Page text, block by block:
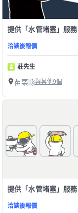
提供「水管堵塞」服務
洽談後報價
莊先生
苗栗縣與其他9個
提供「水管堵塞」服務
洽談後報價